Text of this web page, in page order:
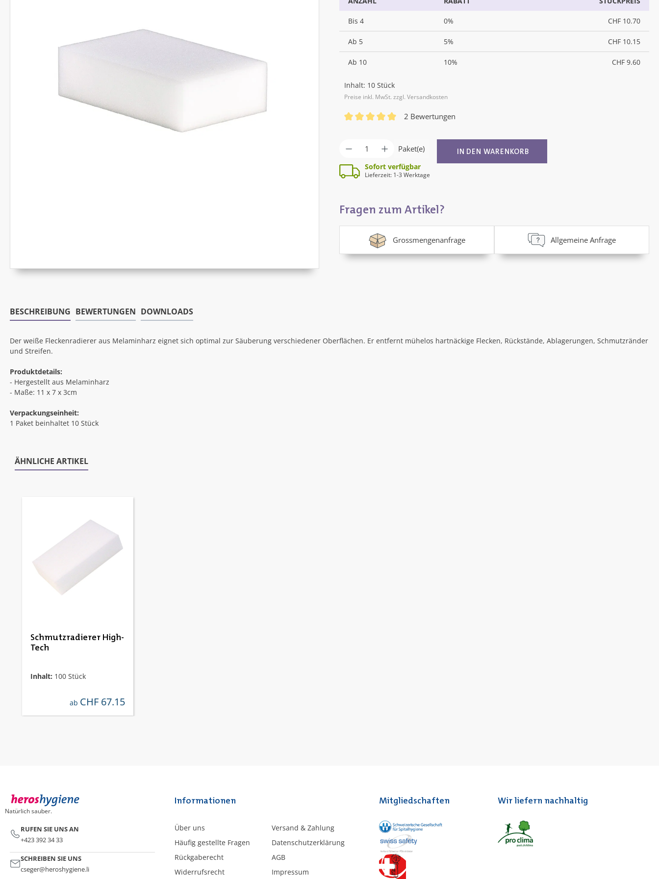
Bis 4 0% CHF 10.70
Ab 5 5% CHF 10.15
Ab 10 10% CHF 9.60
Inhalt: 10 Stück
Preise inkl. MwSt. zzgl. Versandkosten
2 Bewertungen
Produkt Anzahl: Gib den gewünschten Wert ein oder
Paket(e) IN DEN WARENKORB
Sofort verfügbar
Lieferzeit: 1-3 Werktage
Fragen zum Artikel?
Grossmengenanfrage Allgemeine Anfrage
BESCHREIBUNG BEWERTUNGEN DOWNLOADS
Der weiße Fleckenradierer aus Melaminharz eignet sich optimal zur Säuberung verschiedener Oberflächen. Er entfernt mühelos hartnäckige Flecken, Rückstände, Ablagerungen, Schmutzränder
und Streifen.
Produktdetails:
- Hergestellt aus Melaminharz
- Maße: 11 x 7 x 3cm
Verpackungseinheit:
1 Paket beinhaltet 10 Stück
ÄHNLICHE ARTIKEL
Schmutzradierer High-
Tech
Inhalt: 100 Stück
regulärer preis:
ab CHF 67.15
Natürlich sauber.
RUFEN SIE UNS AN
+423 392 34 33
SCHREIBEN SIE UNS
cseger@heroshygiene.li
Mitgliedschaften
Informationen
Über uns
Häufig gestellte Fragen
Rückgaberecht
Widerrufsrecht
Versand & Zahlung
Datenschutzerklärung
AGB
Impressum
Wir liefern nachhaltig